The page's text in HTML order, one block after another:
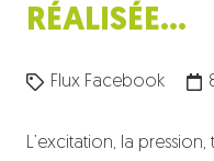
RÉALISÉE…
Flux Facebook
L’excitation, la